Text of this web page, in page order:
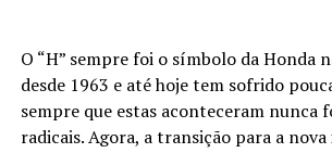
O “H” sempre foi o símbolo da Honda
desde 1963 e até hoje tem sofrido
sempre que estas aconteceram nunca
radicais. Agora, a transição para a